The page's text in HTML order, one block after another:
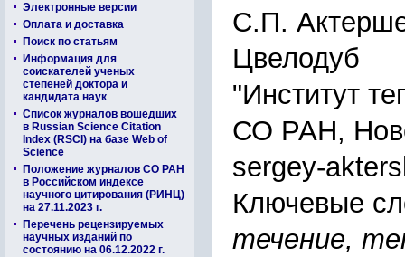
Электронные версии
Оплата и доставка
Поиск по статьям
Информация для
соискателей ученых
степеней доктора и
кандидата наук
Список журналов вошедших
в Russian Science Citation
Index (RSCI) на базе Web of
Science
Положение журналов СО РАН
в Российском индексе
научного цитирования (РИНЦ)
на 27.11.2023 г.
Перечень рецензируемых
научных изданий по
состоянию на 06.12.2022 г.
С.П.
Цвелодуб
"Институт
СО РАН,
sergey-
Ключевые
течение,